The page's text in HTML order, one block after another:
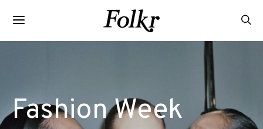
Fashion Week